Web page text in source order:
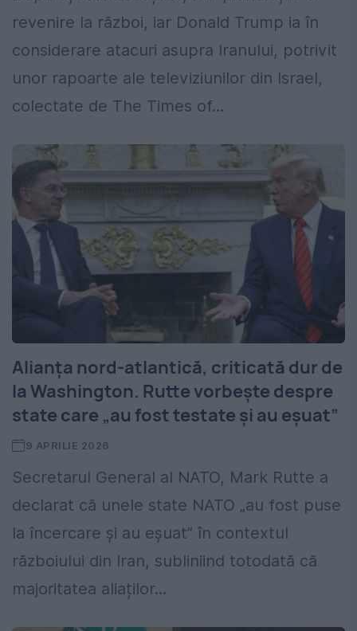
revenire la război, iar Donald Trump ia în
considerare atacuri asupra Iranului, potrivit
unor rapoarte ale televiziunilor din Israel,
colectate de The Times of...
Alianța nord-atlantică, criticată dur de
la Washington. Rutte vorbește despre
state care „au fost testate și au eșuat”
9 APRILIE 2026
Secretarul General al NATO, Mark Rutte a
declarat că unele state NATO „au fost puse
la încercare și au eșuat” în contextul
războiului din Iran, subliniind totodată că
majoritatea aliaților...